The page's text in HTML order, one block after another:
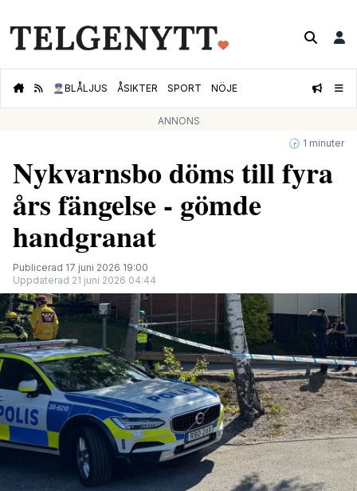
👮🏻‍♂️BLÅLJUS ÅSIKTER SPORT NÖJE
ANNONS
🕝 1 minuter
Nykvarnsbo döms till fyra
års fängelse - gömde
handgranat
Publicerad 17 juni 2026 19:00
Uppdaterad 21 juni 2026 04:44